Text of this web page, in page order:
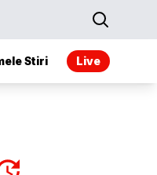
Stiri Live